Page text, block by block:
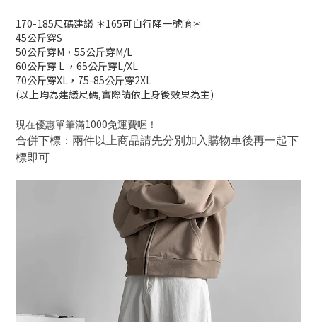
170-185尺碼建議 ＊165可自行降一號唷＊
45公斤穿S
50公斤穿M， 55公斤穿M/L
60公斤穿 L ， 65公斤穿L/XL
70公斤穿XL， 75-85公斤穿2XL
(以上均為建議尺碼,實際請依上身後效果為主)
現在優惠單筆滿1000免運費喔！
合併下標：兩件以上商品請先分別加入購物車後再一起下
標即可